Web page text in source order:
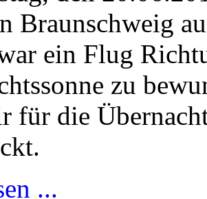
Braunschweig
ein Flug
zu
für die
...